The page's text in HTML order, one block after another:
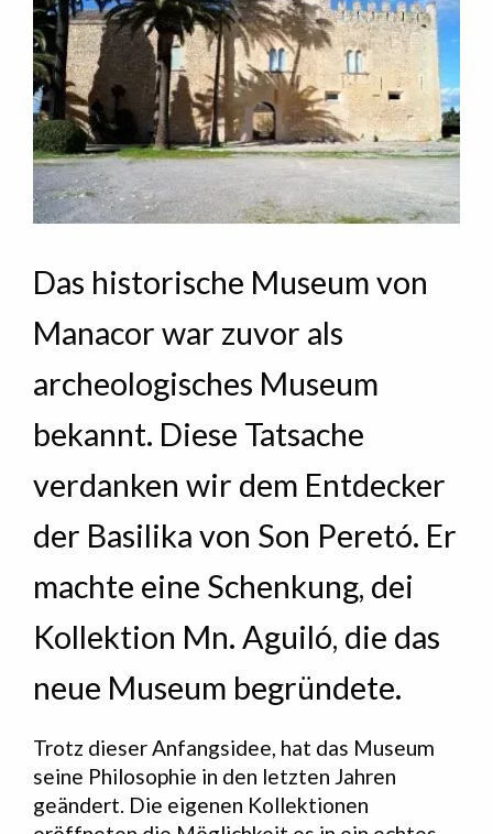
Das historische Museum von
Manacor war zuvor als
archeologisches Museum
bekannt. Diese Tatsache
verdanken wir dem Entdecker
der Basilika von Son Peretó. Er
machte eine Schenkung, dei
Kollektion Mn. Aguiló, die das
neue Museum begründete.
Trotz dieser Anfangsidee, hat das Museum
seine Philosophie in den letzten Jahren
geändert. Die eigenen Kollektionen